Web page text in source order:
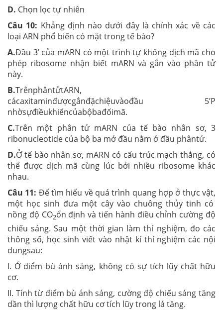
D. Chọn lọc tự nhiên
Câu 10: Khẳng định nào dưới đây là chính xác về các
loại ARN phổ biến có mặt trong tế bào?
A.Đầu 3’ của mARN có một trình tự không dịch mã cho
phép ribosome nhận biết mARN và gắn vào phân tử
này.
B.TrênphântửtARN,
cácaxitaminđượcgắnđặchiệuvàođầu 5’P
nhờsựđiềukhiểncủabộbađốimã.
C.Trên một phân tử mARN của tế bào nhân sơ, 3
ribonucleotide của bộ ba mở đầu nằm ở đầu phântử.
D.Ở tế bào nhân sơ, mARN có cấu trúc mạch thẳng, có
thể được dịch mã cùng lúc bởi nhiều ribosome khác
nhau.
Câu 11: Để tìm hiểu về quá trình quang hợp ở thực vật,
một học sinh đưa một cây vào chuông thủy tinh có
nồng độ CO2ổn định và tiến hành điều chỉnh cường độ
chiếu sáng. Sau một thời gian làm thí nghiệm, đo các
thông số, học sinh viết vào nhật kí thí nghiệm các nội
dungsau:
I. Ở điểm bù ánh sáng, không có sự tích lũy chất hữu
cơ.
II. Tính từ điểm bù ánh sáng, cường độ chiếu sáng tăng
dần thì lượng chất hữu cơ tích lũy trong lá tăng.